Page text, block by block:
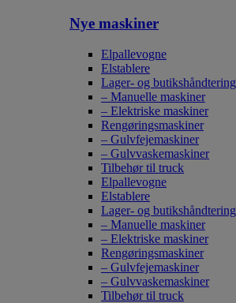
Nye maskiner
Elpallevogne
Elstablere
Lager- og butikshåndtering
– Manuelle maskiner
– Elektriske maskiner
Rengøringsmaskiner
– Gulvfejemaskiner
– Gulvvaskemaskiner
Tilbehør til truck
Elpallevogne
Elstablere
Lager- og butikshåndtering
– Manuelle maskiner
– Elektriske maskiner
Rengøringsmaskiner
– Gulvfejemaskiner
– Gulvvaskemaskiner
Tilbehør til truck